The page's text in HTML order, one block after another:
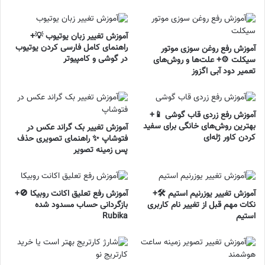
آموزش رفع روغن سوزی موتور
سیکلت ⚙️+ علت‌ها و روش‌های
تعمیر دود آبی اگزوز
آموزش تغییر زبان یوتیوب 💡+
راهنمای کامل فارسی کردن یوتیوب
در گوشی و کامپیوتر
آموزش رفع زردی قاب گوشی 📱+
بهترین روش‌های خانگی برای سفید
کردن کاور ژله‌ای
آموزش تغییر بک گراند عکس در
فتوشاپ ✨ راهنمای تصویری حذف
پس زمینه تصویر
آموزش تغییر یوزرنیم استیم 🛠️+
نکات مهم قبل از تغییر نام کاربری
استیم
آموزش رفع تعلیق اکانت روبیکا 🚫+
بازگردانی حساب مسدود شده
Rubika